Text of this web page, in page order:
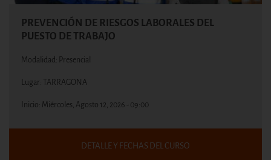
PREVENCIÓN DE RIESGOS LABORALES DEL
PUESTO DE TRABAJO
Modalidad: Presencial
Lugar: TARRAGONA
Inicio: Miércoles, Agosto 12, 2026 - 09:00
DETALLE Y FECHAS DEL CURSO